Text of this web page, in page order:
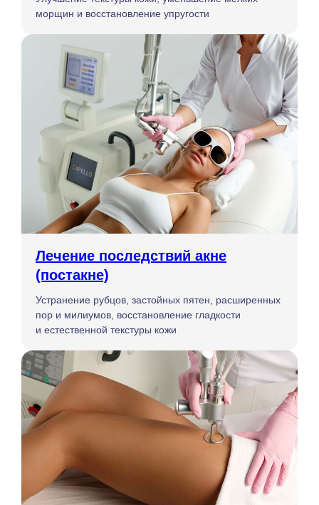
морщин и восстановление упругости
Лечение последствий акне
(постакне)
Устранение рубцов, застойных пятен, расширенных
пор и милиумов, восстановление гладкости
и естественной текстуры кожи